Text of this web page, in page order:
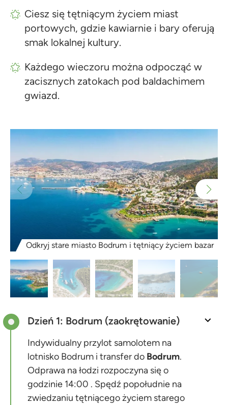
Ciesz się tętniącym życiem miast
portowych, gdzie kawiarnie i bary oferują
smak lokalnej kultury.
Każdego wieczoru można odpocząć w
zacisznych zatokach pod baldachimem
gwiazd.
Odkryj stare miasto Bodrum i tętniący życiem bazar
Dzień 1: Bodrum (zaokrętowanie)
Indywidualny przylot samolotem na
lotnisko Bodrum i transfer do Bodrum.
Odprawa na łodzi rozpoczyna się o
godzinie 14:00 . Spędź popołudnie na
zwiedzaniu tętniącego życiem starego